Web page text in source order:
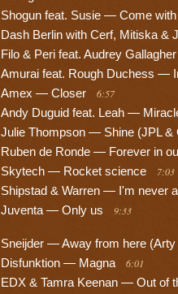
Shogun feat. Susie — Come
Dash Berlin with Cerf, Mitiska &
Filo & Peri feat. Audrey
Amurai feat. Rough Duchess —
Amex — Closer 6:57
Andy Duguid feat. Leah —
Julie Thompson — Shine (JPL &
Ruben de Ronde — Forever in
Skytech — Rocket science 7:03
Shipstad & Warren — I'm never
Juventa — Only us 9:33
Sneijder — Away from here (Arty
Disfunktion — Magna 6:01
EDX & Tamra Keenan — Out of